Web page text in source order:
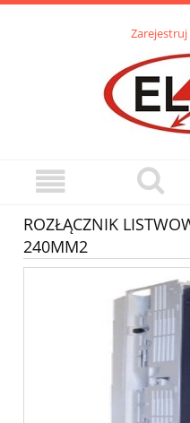
Zarejestruj
ROZŁĄCZNIK
240MM2